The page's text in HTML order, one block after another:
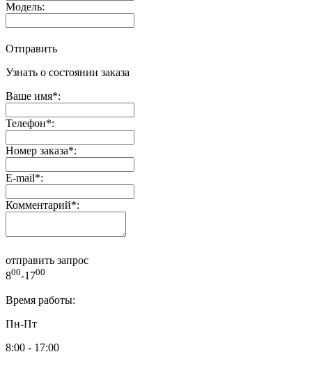
Модель:
Отправить
Узнать о состоянии заказа
Ваше имя*:
Телефон*:
Номер заказа*:
E-mail*:
Комментарий*:
отправить запрос
800-1700
Время работы:
Пн-Пт
8:00 - 17:00